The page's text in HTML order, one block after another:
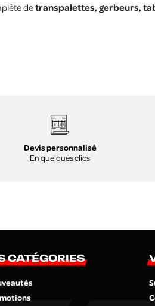
detranspalettes, gerbeurs,
Devis personnalisé
En quelques clics
CATÉGORIES